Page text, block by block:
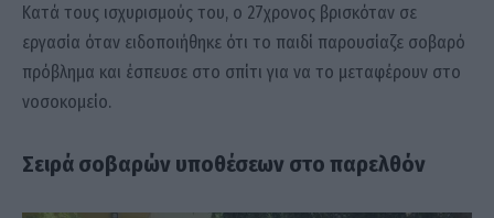
Κατά τους ισχυρισμούς του, ο 27χρονος βρισκόταν σε
εργασία όταν ειδοποιήθηκε ότι το παιδί παρουσίαζε σοβαρό
πρόβλημα και έσπευσε στο σπίτι για να το μεταφέρουν στο
νοσοκομείο.
Σειρά σοβαρών υποθέσεων στο παρελθόν